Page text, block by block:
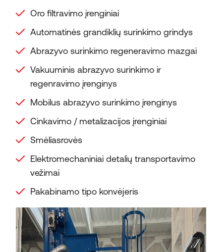
Oro filtravimo įrenginiai
Automatinės grandiklių surinkimo grindys
Abrazyvo surinkimo regeneravimo mazgai
Vakuuminis abrazyvo surinkimo ir
regenravimo įrenginys
Mobilus abrazyvo surinkimo įrenginys
Cinkavimo / metalizacijos įrenginiai
Smėliasrovės
Elektromechaniniai detalių transportavimo
vežimai
Pakabinamo tipo konvėjeris